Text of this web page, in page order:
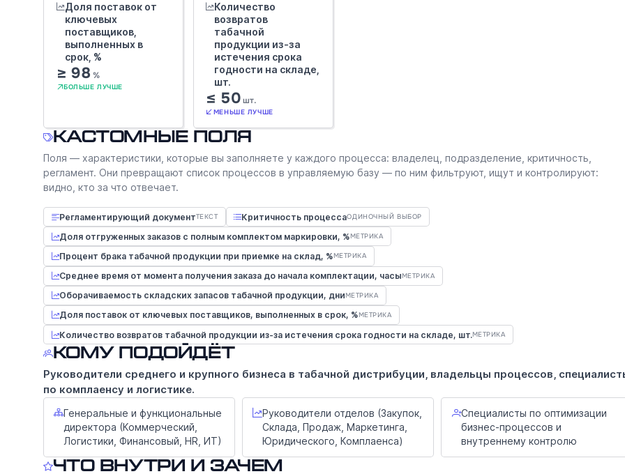
Доля поставок от
ключевых
поставщиков,
выполненных в
срок, %
≥ 98 %
БОЛЬШЕ ЛУЧШЕ
Количество
возвратов
табачной
продукции из-за
истечения срока
годности на складе,
шт.
≤ 50шт.
МЕНЬШЕ ЛУЧШЕ
Кастомные поля
Поля — характеристики, которые вы заполняете у каждого процесса: владелец, подразделение, критичность,
регламент. Они превращают список процессов в управляемую базу — по ним фильтруют, ищут и контролируют:
видно, кто за что отвечает.
Регламентирующий документТЕКСТ Критичность процессаОДИНОЧНЫЙ ВЫБОР
Доля отгруженных заказов с полным комплектом маркировки, % МЕТРИКА
Процент брака табачной продукции при приемке на склад, %МЕТРИКА
Среднее время от момента получения заказа до начала комплектации, часыМЕТРИКА
Оборачиваемость складских запасов табачной продукции, дниМЕТРИКА
Доля поставок от ключевых поставщиков, выполненных в срок, %МЕТРИКА
Количество возвратов табачной продукции из-за истечения срока годности на складе, шт.МЕТРИКА
Кому подойдёт
Руководители среднего и крупного бизнеса в табачной дистрибуции, владельцы процессов,
по комплаенсу и логистике.
Генеральные и функциональные
директора (Коммерческий,
Логистики, Финансовый, HR, ИТ)
Руководители отделов (Закупок,
Склада, Продаж, Маркетинга,
Юридического, Комплаенса)
Специалисты по оптимизации
бизнес-процессов и
внутреннему контролю
Что внутри и зачем